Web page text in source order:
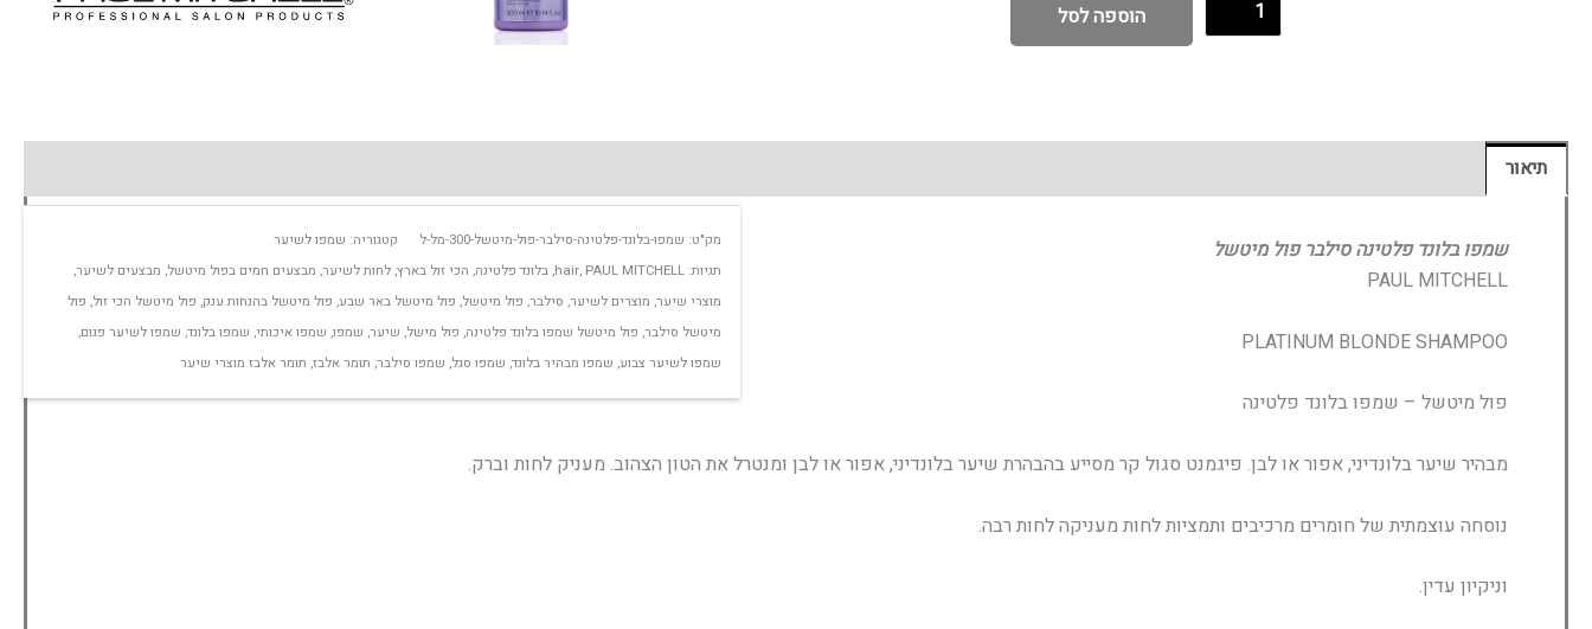
הוספה לסל
מק"ט: שמפו-בלונד-פלטינה-סילבר-פול-מיטשל-300-מל-ל קטגוריה: שמפו לשיער
תגיות:
hair, PAUL MITCHELL
,בלונד פלטינה, הכי זול בארץ,לחות לשיער, מבצעים חמים בפול מיטשל, מבצעים לשיער,
מוצרי שיער, מוצרים לשיער, סילבר, פול מיטשל, פול מיטשל באר שבע, פול מיטשל בהנחות ענק, פול מיטשל הכי זול, פול
מיטשל סילבר, פול מיטשל שמפו בלונד פלטינה, פול מישל, שיער, שמפו, שמפו איכותי, שמפו בלונד, שמפו לשיער פגום,
שמפו לשיער צבוע, שמפו מבהיר בלונד, שמפו סגל, שמפו סילבר, תומר אלבז, תומר אלבז מוצרי שיער
תיאור
שמפו בלונד פלטינה סילבר פול מיטשל
PAUL MITCHELL
PLATINUM BLONDE SHAMPOO
פול מיטשל – שמפו בלונד פלטינה
מבהיר שיער בלונדיני, אפור או לבן. פיגמנט סגול קר מסייע בהבהרת שיער בלונדיני, אפור או לבן ומנטרל את הטון הצהוב. מעניק לחות וברק.
נוסחה עוצמתית של חומרים מרכיבים ותמציות לחות מעניקה לחות רבה.
וניקיון עדין.